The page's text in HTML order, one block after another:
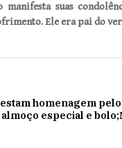
manifesta suas
Ele era pai do
homenagem pelo
especial e